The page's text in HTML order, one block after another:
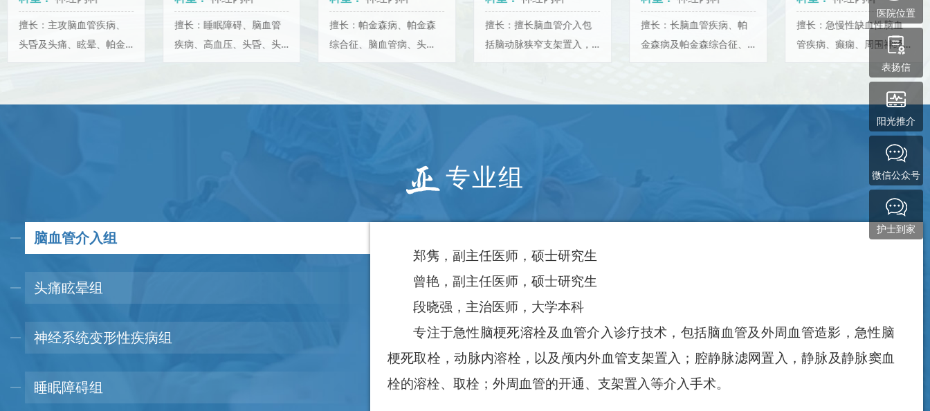
医院位置
表扬信
阳光推介
微信公众号
护士到家
擅长：主攻脑血管疾病、
头昏及头痛、眩晕、帕金
病等、肢体麻木、..
擅长：睡眠障碍、脑血管
疾病、高血压、头昏、头
金森病、癫痫、周..
擅长：帕金森病、帕金森
综合征、脑血管病、头
晕、头痛等神经内科常见
擅长：擅长脑血管介入包
括脑动脉狭窄支架置入，
血管疾病诊治，以及..
擅长：长脑血管疾病、帕
金森病及帕金森综合征、
癫痫以及心身疾病..
擅长：急慢性缺血性脑血
管疾病、癫痫、周围神经
病、老年性痴呆、帕金森
病等的诊治。头昏、头
晕、眩晕、头痛等诊..
专业组
脑血管介入组
头痛眩晕组
神经系统变形性疾病组
睡眠障碍组
郑隽，副主任医师，硕士研究生
曾艳，副主任医师，硕士研究生
段晓强，主治医师，大学本科
专注于急性脑梗死溶栓及血管介入诊疗技术，包括脑血管及外周血管造影，急性脑
梗死取栓，动脉内溶栓，以及颅内外血管支架置入；腔静脉滤网置入，静脉及静脉窦血
栓的溶栓、取栓；外周血管的开通、支架置入等介入手术。